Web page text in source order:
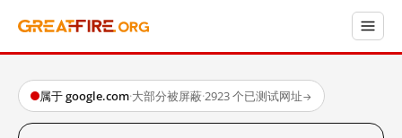
属于 google.com·大部分被屏蔽·2923 个已测试网址→